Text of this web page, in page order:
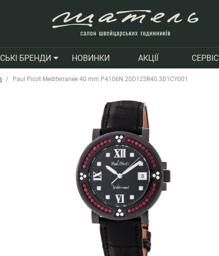
БРЕНДИ НОВИНКИ АКЦІЇ СЕРВІС
Paul Picot Mediterranee 40 mm P4106N.20D12SR40.3D1CY001